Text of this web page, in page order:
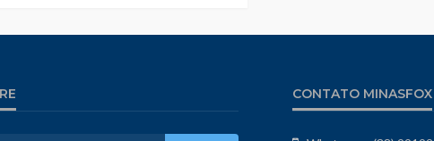
CONTATO MINASFOX